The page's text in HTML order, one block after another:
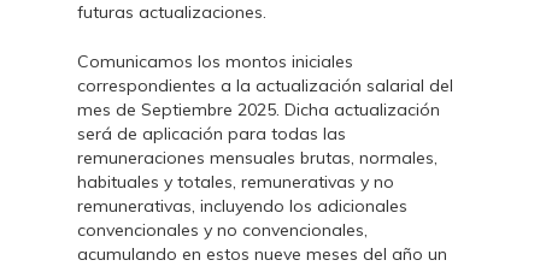
futuras actualizaciones.
Comunicamos los montos iniciales
correspondientes a la actualización salarial del
mes de Septiembre 2025. Dicha actualización
será de aplicación para todas las
remuneraciones mensuales brutas, normales,
habituales y totales, remunerativas y no
remunerativas, incluyendo los adicionales
convencionales y no convencionales,
acumulando en estos nueve meses del año un